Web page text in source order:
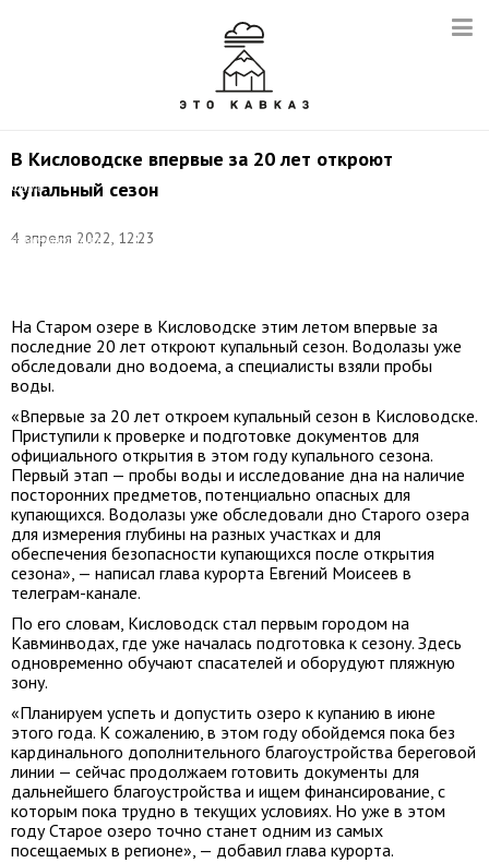
В Кисловодске впервые за 20 лет откроют
купальный сезон
4 апреля 2022, 12:23
Фото:
пресс-
администрации
На Старом озере в Кисловодске этим летом впервые за
последние 20 лет откроют купальный сезон. Водолазы уже
обследовали дно водоема, а специалисты взяли пробы
воды.
«Впервые за 20 лет откроем купальный сезон в Кисловодске.
Приступили к проверке и подготовке документов для
официального открытия в этом году купального сезона.
Первый этап — пробы воды и исследование дна на наличие
посторонних предметов, потенциально опасных для
купающихся. Водолазы уже обследовали дно Старого озера
для измерения глубины на разных участках и для
обеспечения безопасности купающихся после открытия
сезона», — написал глава курорта Евгений Моисеев в
телеграм-канале.
По его словам, Кисловодск стал первым городом на
Кавминводах, где уже началась подготовка к сезону. Здесь
одновременно обучают спасателей и оборудуют пляжную
зону.
«Планируем успеть и допустить озеро к купанию в июне
этого года. К сожалению, в этом году обойдемся пока без
кардинального дополнительного благоустройства береговой
линии — сейчас продолжаем готовить документы для
дальнейшего благоустройства и ищем финансирование, с
которым пока трудно в текущих условиях. Но уже в этом
году Старое озеро точно станет одним из самых
посещаемых в регионе», — добавил глава курорта.